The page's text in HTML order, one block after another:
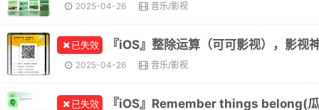
2025-04-26 音乐/影视
已失效
2025-04-26 音乐/影视
已失效